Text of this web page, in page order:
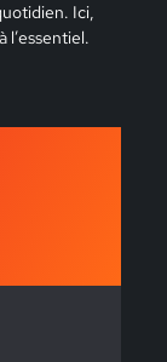
Ici,
l’essentiel.